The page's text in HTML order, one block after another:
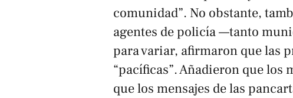
comunidad”. No obstante,
agentes de policía —tanto
para variar, afirmaron que las
“pacíficas”. Añadieron que los
que los mensajes de las